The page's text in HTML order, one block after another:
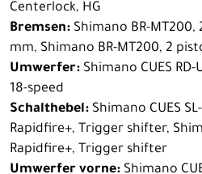
Centerlock, HG
Bremsen: Shimano BR-
mm, Shimano BR-MT200, 2
Umwerfer: Shimano CUES RD-
18-speed
Schalthebel: Shimano CUES
Rapidfire+, Trigger shifter,
Rapidfire+, Trigger shifter
Umwerfer vorne: Shimano